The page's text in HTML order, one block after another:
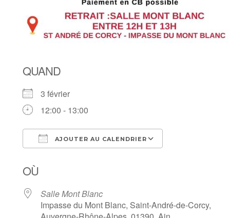
QUAND
3 février
12:00 - 13:00
AJOUTER AU CALENDRIER
OÙ
Salle Mont Blanc
Impasse du Mont Blanc, Saint-André-de-Corcy,